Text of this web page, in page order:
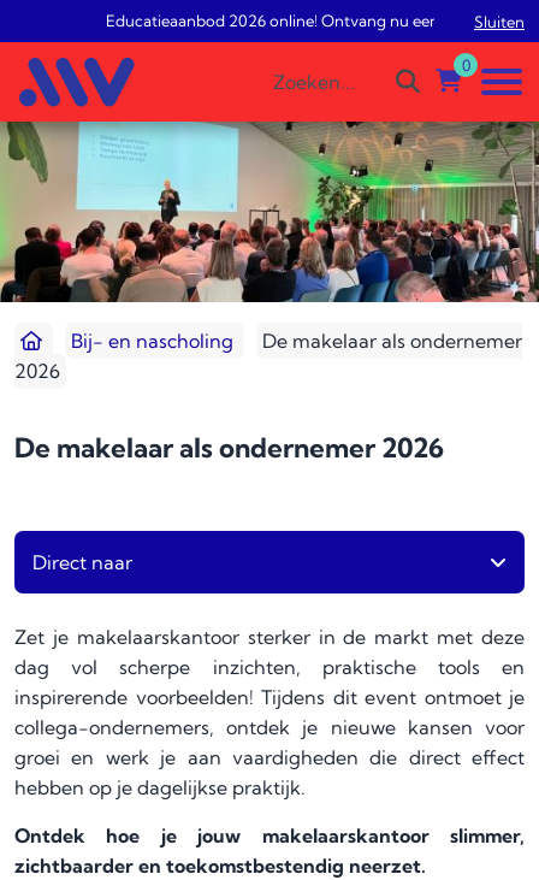
Educatieaanbod 2026 online! Ontvang nu een gratisSluiten
0
Bij- en nascholing
De makelaar als ondernemer
2026
De makelaar als ondernemer 2026
Direct naar
Zet je makelaarskantoor sterker in de markt met deze
dag vol scherpe inzichten, praktische tools en
inspirerende voorbeelden! Tijdens dit event ontmoet je
collega-ondernemers, ontdek je nieuwe kansen voor
groei en werk je aan vaardigheden die direct effect
hebben op je dagelijkse praktijk.
Ontdek hoe je jouw makelaarskantoor slimmer,
zichtbaarder en toekomstbestendig neerzet.